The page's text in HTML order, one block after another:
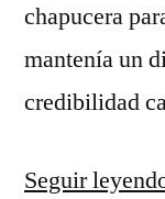
chapucera
mantenía un
credibilidad
Seguir